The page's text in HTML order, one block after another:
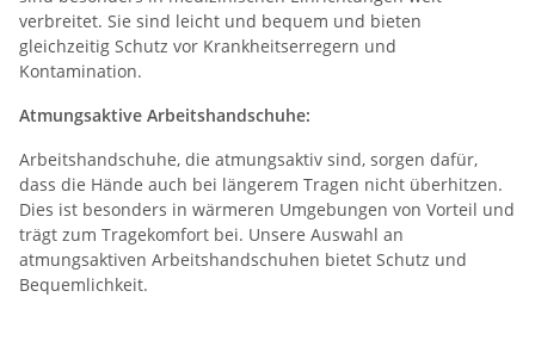
verbreitet. Sie sind leicht und bequem und bieten
gleichzeitig Schutz vor Krankheitserregern und
Kontamination.
Atmungsaktive Arbeitshandschuhe:
Arbeitshandschuhe, die atmungsaktiv sind, sorgen dafür,
dass die Hände auch bei längerem Tragen nicht überhitzen.
Dies ist besonders in wärmeren Umgebungen von Vorteil und
trägt zum Tragekomfort bei. Unsere Auswahl an
atmungsaktiven Arbeitshandschuhen bietet Schutz und
Bequemlichkeit.